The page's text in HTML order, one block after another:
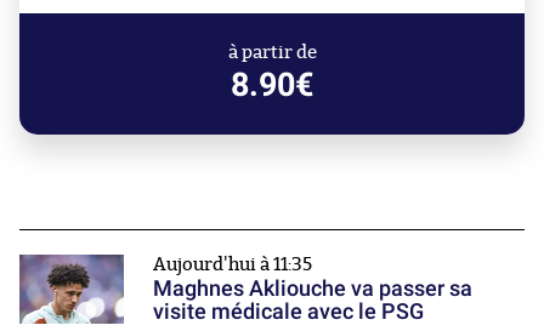
à partir de
8.90€
Aujourd'hui à 11:35
Maghnes Akliouche va passer sa
visite médicale avec le PSG